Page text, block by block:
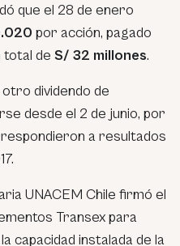
que el 28 de enero
por acción, pagado
total de S/ 32 millones.
dividendo de
desde el 2 de junio, por
a resultados
UNACEM Chile firmó el
Transex para
capacidad instalada de la